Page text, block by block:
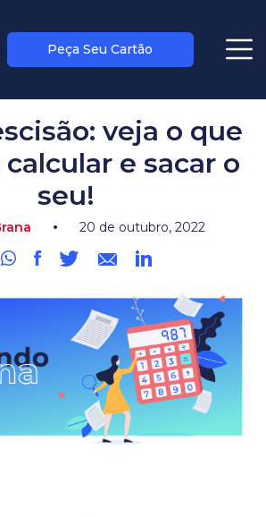
Peça Seu Cartão
veja o que
e sacar o
seu!
• 20 de outubro, 2022